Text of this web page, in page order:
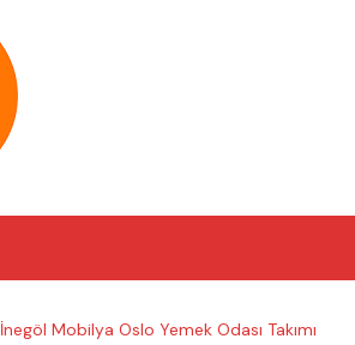
İnegöl Mobilya Oslo Yemek Odası Takımı